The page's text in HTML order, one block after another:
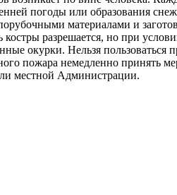
погоды или образования
материалами и
разрешается, но при
окурки. Нельзя
пожара немедленно принять
местной Администрации.